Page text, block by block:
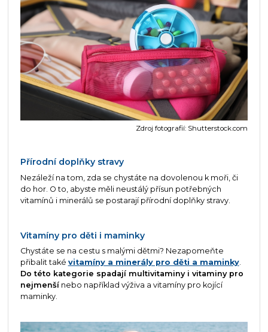
Zdroj fotografií: Shutterstock.com
Přírodní doplňky stravy
Nezáleží na tom, zda se chystáte na dovolenou k moři, či
do hor. O to, abyste měli neustálý přísun potřebných
vitamínů i minerálů se postarají přírodní doplňky stravy.
Vitamíny pro děti i maminky
Chystáte se na cestu s malými dětmi? Nezapomeňte
přibalit také vitamíny a minerály pro děti a maminky.
Do této kategorie spadají multivitaminy i vitaminy pro
nejmenšínebo například výživa a vitamíny pro kojící
maminky.